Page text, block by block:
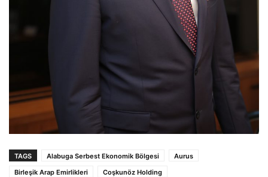
TAGS Alabuga Serbest Ekonomik Bölgesi
Aurus
Birleşik Arap Emirlikleri
Coşkunöz Holding